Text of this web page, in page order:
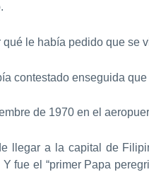
qué le había pedido que se
contestado enseguida
de 1970 en el
llegar a la capital de
fue el “primer Papa